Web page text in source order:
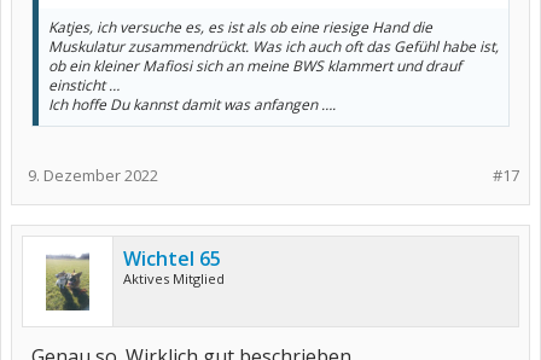
Katjes, ich versuche es, es ist als ob eine riesige Hand die
Muskulatur zusammendrückt. Was ich auch oft das Gefühl habe ist,
ob ein kleiner Mafiosi sich an meine BWS klammert und drauf
einsticht …
Ich hoffe Du kannst damit was anfangen ….
#17
9. Dezember 2022
Wichtel 65
Aktives Mitglied